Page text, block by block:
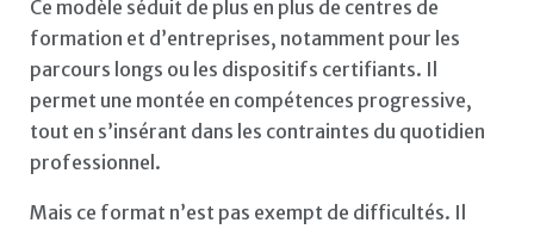
Ce modèle séduit de plus en plus de centres de
formation et d’entreprises, notamment pour les
parcours longs ou les dispositifs certifiants. Il
permet une montée en compétences progressive,
tout en s’insérant dans les contraintes du quotidien
professionnel.
Mais ce format n’est pas exempt de difficultés. Il